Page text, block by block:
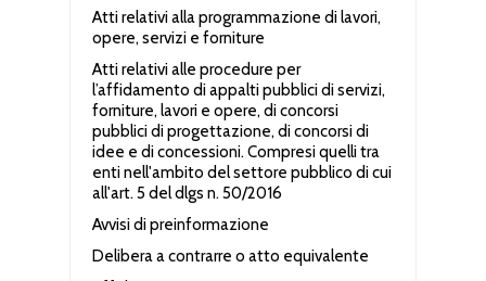
Atti relativi alla programmazione di lavori,
opere, servizi e forniture
Atti relativi alle procedure per
l’affidamento di appalti pubblici di servizi,
forniture, lavori e opere, di concorsi
pubblici di progettazione, di concorsi di
idee e di concessioni. Compresi quelli tra
enti nell'ambito del settore pubblico di cui
all'art. 5 del dlgs n. 50/2016
Avvisi di preinformazione
Delibera a contrarre o atto equivalente